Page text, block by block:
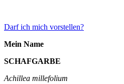
Darf ich mich vorstellen?
Mein Name
SCHAFGARBE
Achillea millefolium